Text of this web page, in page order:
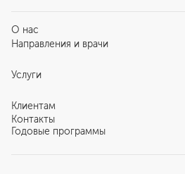
О нас
Отзывы пациентов
О клинике
Новости
Специалистам
Направления и врачи
Направления
Центры компетенций
Услуги
Индивидуальный план здоровья
Комплексные программы
Клиентам
Запись на прием
Контакты
Годовые программы